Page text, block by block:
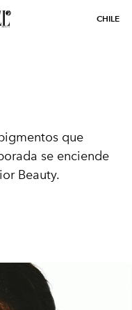
CHILE
que
se enciende
Beauty.